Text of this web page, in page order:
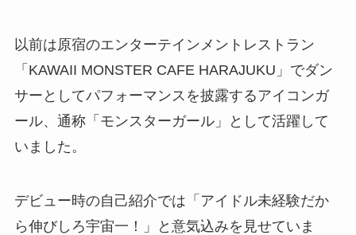
以前は原宿のエンターテインメントレストラン
「KAWAII MONSTER CAFE HARAJUKU」でダン
サーとしてパフォーマンスを披露するアイコンガ
ール、通称「モンスターガール」として活躍して
いました。
デビュー時の自己紹介では「アイドル未経験だか
ら伸びしろ宇宙一！」と意気込みを見せていま